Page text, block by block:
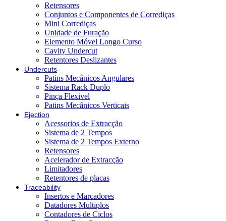
Retensores
Conjuntos e Componentes de Corrediças
Mini Corrediças
Unidade de Furação
Elemento Móvel Longo Curso
Cavity Undercut
Retentores Deslizantes
Undercuts
Patins Mecânicos Angulares
Sistema Rack Duplo
Pinça Flexivel
Patins Mecânicos Verticais
Ejection
Acessorios de Extracção
Sistema de 2 Tempos
Sistema de 2 Tempos Externo
Retensores
Acelerador de Extracção
Limitadores
Retentores de placas
Traceability
Insertos e Marcadores
Datadores Multiplos
Contadores de Ciclos